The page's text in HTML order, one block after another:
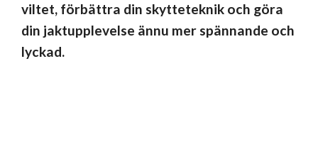
viltet, förbättra din skytteteknik och göra
din jaktupplevelse ännu mer spännande och
lyckad.